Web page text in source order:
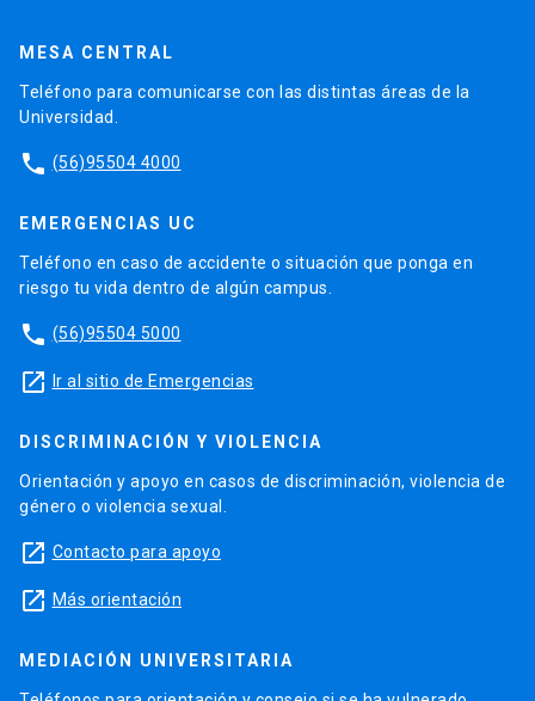
MESA CENTRAL
Teléfono para comunicarse con las distintas áreas de la
Universidad.
phone (56)95504 4000
EMERGENCIAS UC
Teléfono en caso de accidente o situación que ponga en
riesgo tu vida dentro de algún campus.
phone (56)95504 5000
launch Ir al sitio de Emergencias
DISCRIMINACIÓN Y VIOLENCIA
Orientación y apoyo en casos de discriminación, violencia de
género o violencia sexual.
launch Contacto para apoyo
launch Más orientación
MEDIACIÓN UNIVERSITARIA